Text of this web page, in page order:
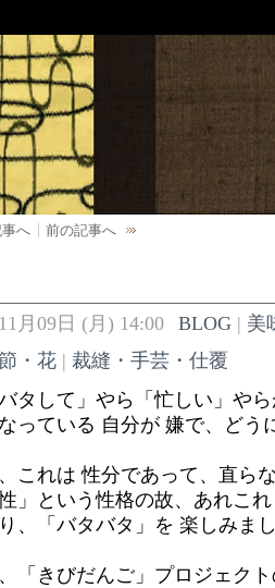
へ 前の記事へ
月09日 (月) 14:00 BLOG| 美
・花 | 裁縫・手芸・仕覆
バタして」やら「忙しい」や
っている 自分が 嫌で、どう
これは 性分であって、直ら
性」という性格の故、あれこ
、「バタバタ」を 楽しみま
「きびだんご」プロジェク